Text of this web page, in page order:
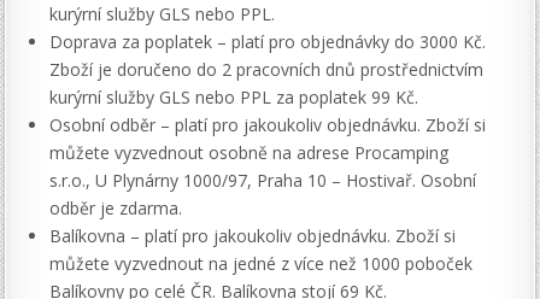
kurýrní služby GLS nebo PPL.
Doprava za poplatek – platí pro objednávky do 3000 Kč.
Zboží je doručeno do 2 pracovních dnů prostřednictvím
kurýrní služby GLS nebo PPL za poplatek 99 Kč.
Osobní odběr – platí pro jakoukoliv objednávku. Zboží si
můžete vyzvednout osobně na adrese Procamping
s.r.o., U Plynárny 1000/97, Praha 10 – Hostivař. Osobní
odběr je zdarma.
Balíkovna – platí pro jakoukoliv objednávku. Zboží si
můžete vyzvednout na jedné z více než 1000 poboček
Balíkovny po celé ČR. Balíkovna stojí 69 Kč.